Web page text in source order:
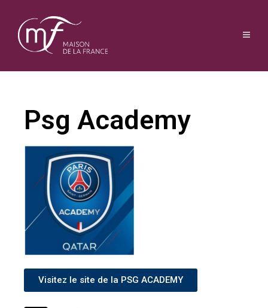
Psg Academy
Visitez le site de la PSG ACADEMY